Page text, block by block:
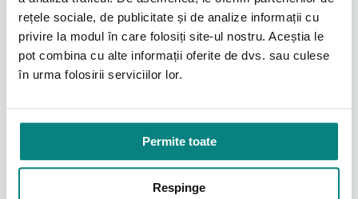
rețele sociale, de publicitate și de analize informații cu
privire la modul în care folosiți site-ul nostru. Aceștia le
pot combina cu alte informații oferite de dvs. sau culese
în urma folosirii serviciilor lor.
Permite toate
Respinge